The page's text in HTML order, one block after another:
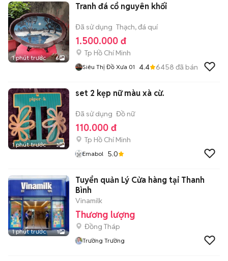
1 phút trước 6
Tranh đá cổ nguyên khối
Đã sử dụng Thạch, đá quí
1.500.000 đ
Tp Hồ Chí Minh
Siêu Thị Đồ Xưa 01 4.4 6458 đã bán
1 phút trước 3
set 2 kẹp nữ màu xà cừ.
Đã sử dụng Đồ nữ
110.000 đ
Tp Hồ Chí Minh
Emabol 5.0
1 phút trước 1
Tuyển quản Lý Cửa hàng tại Thanh
Bình
Vinamilk
Thương lượng
Đồng Tháp
Trường Trường